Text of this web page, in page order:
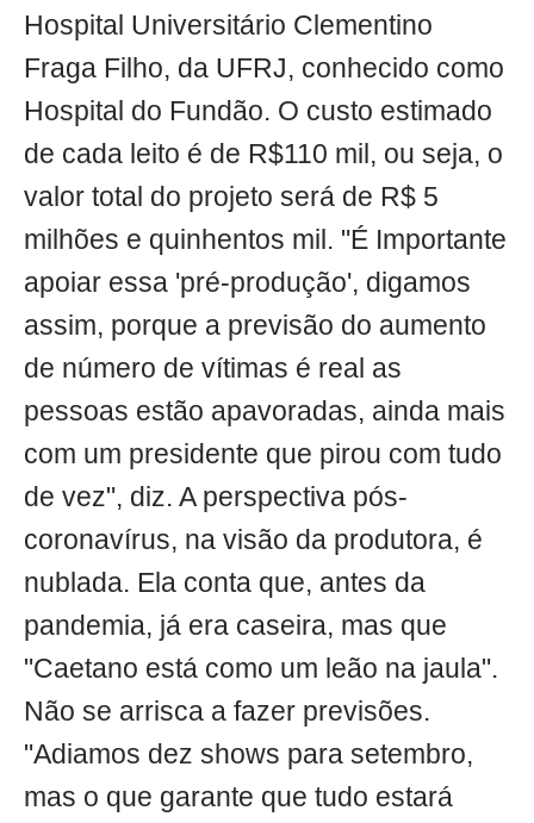
Hospital Universitário Clementino
Fraga Filho, da UFRJ, conhecido como
Hospital do Fundão. O custo estimado
de cada leito é de R$110 mil, ou seja, o
valor total do projeto será de R$ 5
milhões e quinhentos mil. "É Importante
apoiar essa 'pré-produção', digamos
assim, porque a previsão do aumento
de número de vítimas é real as
pessoas estão apavoradas, ainda mais
com um presidente que pirou com tudo
de vez", diz. A perspectiva pós-
coronavírus, na visão da produtora, é
nublada. Ela conta que, antes da
pandemia, já era caseira, mas que
"Caetano está como um leão na jaula".
Não se arrisca a fazer previsões.
"Adiamos dez shows para setembro,
mas o que garante que tudo estará